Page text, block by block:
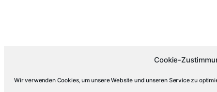
Cookie-
Wir verwenden Cookies, um unsere Website und unseren Service zu